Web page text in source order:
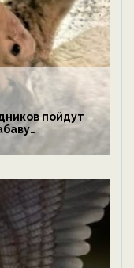
пойдут
— новости